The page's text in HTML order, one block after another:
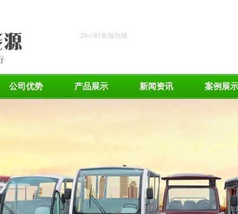
24小时客服热线
公司优势 产品展示 新闻资讯 案例展示